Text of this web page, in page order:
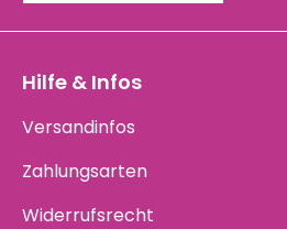
Hilfe & Infos
Versandinfos
Zahlungsarten
Widerrufsrecht